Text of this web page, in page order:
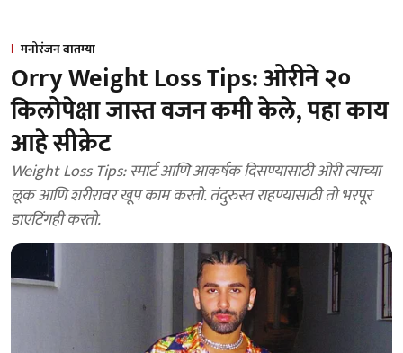
मनोरंजन बातम्या
Orry Weight Loss Tips: ओरीने २०
किलोपेक्षा जास्त वजन कमी केले, पहा काय
आहे सीक्रेट
Weight Loss Tips: स्मार्ट आणि आकर्षक दिसण्यासाठी ओरी त्याच्या
लूक आणि शरीरावर खूप काम करतो. तंदुरुस्त राहण्यासाठी तो भरपूर
डाएटिंगही करतो.